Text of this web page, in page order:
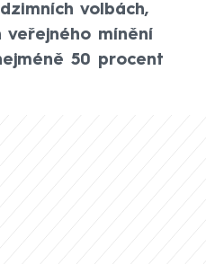
volbách,
veřejného mínění
50 procent